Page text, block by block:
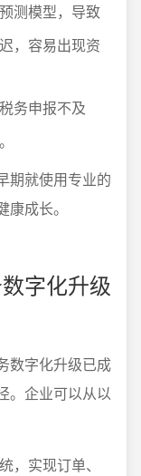
测模型，导致
，容易出现资
务申报不及
期就使用专业的
成长。
字化升级
数字化升级已成
。企业可以从以
，实现订单、